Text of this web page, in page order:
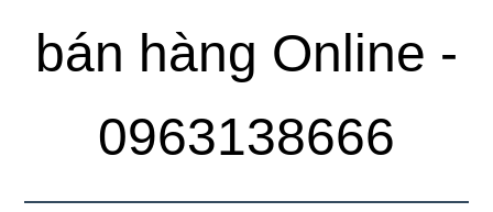
bán hàng Online -
0963138666